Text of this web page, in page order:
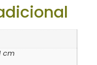
cm